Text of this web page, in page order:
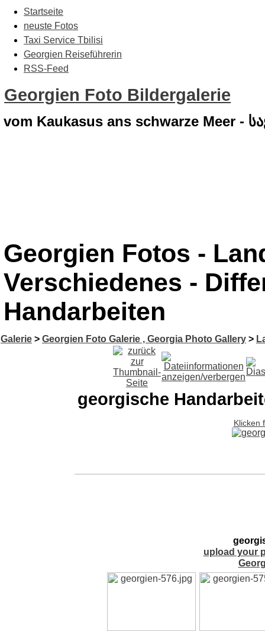
Startseite
neuste Fotos
Taxi Service Tbilisi
Georgien Reiseführerin
RSS-Feed
Georgien Foto Bildergalerie
vom Kaukasus ans schwarze Meer -
Georgien Fotos -
Verschiedenes -
Handarbeiten
Galerie > Georgien Foto Galerie , Georgia Photo Gallery >
georgische
Klicken
upload your